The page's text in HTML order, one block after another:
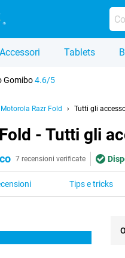
Accessori Tablets
Gomibo4.6/5
Motorola Razr Fold Tutti gli
- Tutti gli
7 recensioni verificate
Tips e tricks